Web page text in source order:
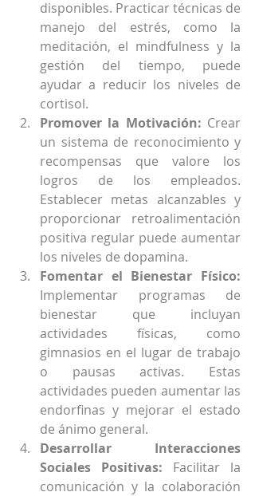
disponibles. Practicar técnicas de
manejo del estrés, como la
meditación, el mindfulness y la
gestión del tiempo, puede
ayudar a reducir los niveles de
cortisol.
Promover la Motivación: Crear
un sistema de reconocimiento y
recompensas que valore los
logros de los empleados.
Establecer metas alcanzables y
proporcionar retroalimentación
positiva regular puede aumentar
los niveles de dopamina.
Fomentar el Bienestar Físico:
Implementar programas de
bienestar que incluyan
actividades físicas, como
gimnasios en el lugar de trabajo
o pausas activas. Estas
actividades pueden aumentar las
endorfinas y mejorar el estado
de ánimo general.
Desarrollar Interacciones
Sociales Positivas: Facilitar la
comunicación y la colaboración